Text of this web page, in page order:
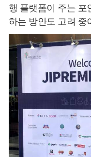
행 플랫폼이 주는 포
하는 방안도 고려 중